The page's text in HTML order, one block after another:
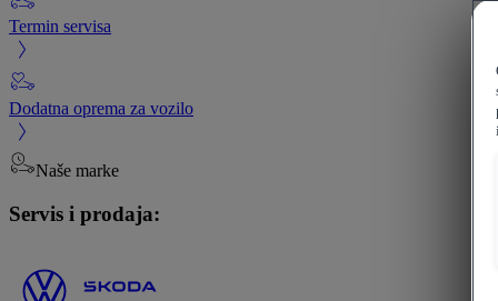
Termin servisa
Dodatna oprema za vozilo
Naše marke
Servis i prodaja: